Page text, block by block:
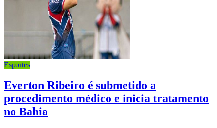
Esportes
Everton Ribeiro é submetido a
procedimento médico e inicia tratamento
no Bahia